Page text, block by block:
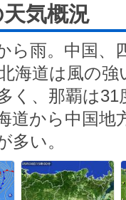
気概況
ら雨。中国、
海道は風の
く、那覇は31
道から中国地
多い。